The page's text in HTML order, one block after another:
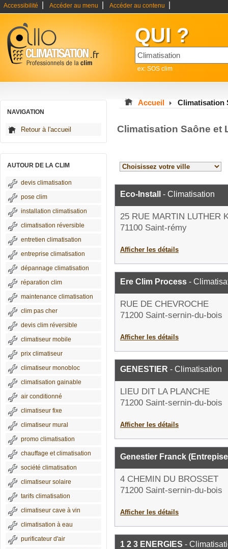
Accessibilité Accéder au menu Accéder au contenu
QUI ?
ex: SOS clim
NAVIGATION
Retour à l'accueil
AUTOUR DE LA CLIM
devis climatisation
pose clim
installation climatisation
climatisation réversible
entretien climatisation
entreprise climatisation
dépannage climatisation
réparation clim
maintenance climatisation
clim pas cher
devis clim réversible
climatiseur mobile
prix climatiseur
climatiseur monobloc
climatisation gainable
air conditionné
climatiseur fixe
climatiseur mural
promo climatisation
chauffage et climatisation
société climatisation
climatiseur solaire
tarifs climatisation
climatiseur cave à vin
climatisation à eau
purificateur d'air
Accueil Climatisation
Climatisation Saône et
Eco-Install - Climatisation
25 RUE MARTIN LUTHER
71100 Saint-rémy
Afficher les détails
Ere Clim Process -
RUE DE CHEVROCHE
71200 Saint-sernin-du-bois
Afficher les détails
GENESTIER - Climatisation
LIEU DIT LA PLANCHE
71200 Saint-sernin-du-bois
Afficher les détails
Genestier Franck
4 CHEMIN DU BROSSET
71200 Saint-sernin-du-bois
Afficher les détails
1 2 3 ENERGIES -